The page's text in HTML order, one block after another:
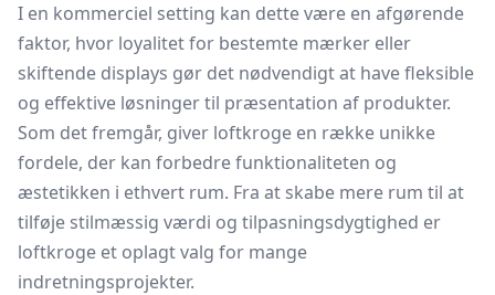
I en kommerciel setting kan dette være en afgørende
faktor, hvor loyalitet for bestemte mærker eller
skiftende displays gør det nødvendigt at have fleksible
og effektive løsninger til præsentation af produkter.
Som det fremgår, giver loftkroge en række unikke
fordele, der kan forbedre funktionaliteten og
æstetikken i ethvert rum. Fra at skabe mere rum til at
tilføje stilmæssig værdi og tilpasningsdygtighed er
loftkroge et oplagt valg for mange
indretningsprojekter.